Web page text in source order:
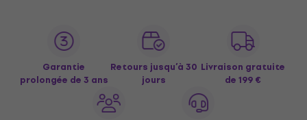
Garantie
prolongée de 3 ans
Retours jusqu’à 30
jours
Livraison gratuite
de 199 €